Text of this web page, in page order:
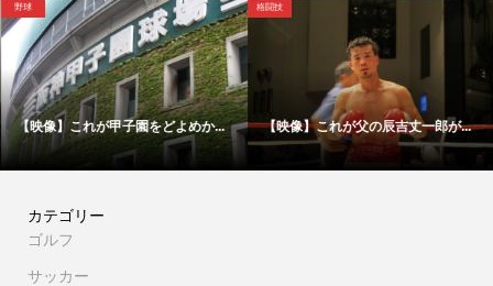
野球
【映像】これが甲子園をどよめか...
格闘技
【映像】これが父の辰吉丈一郎が...
カテゴリー
ゴルフ
サッカー